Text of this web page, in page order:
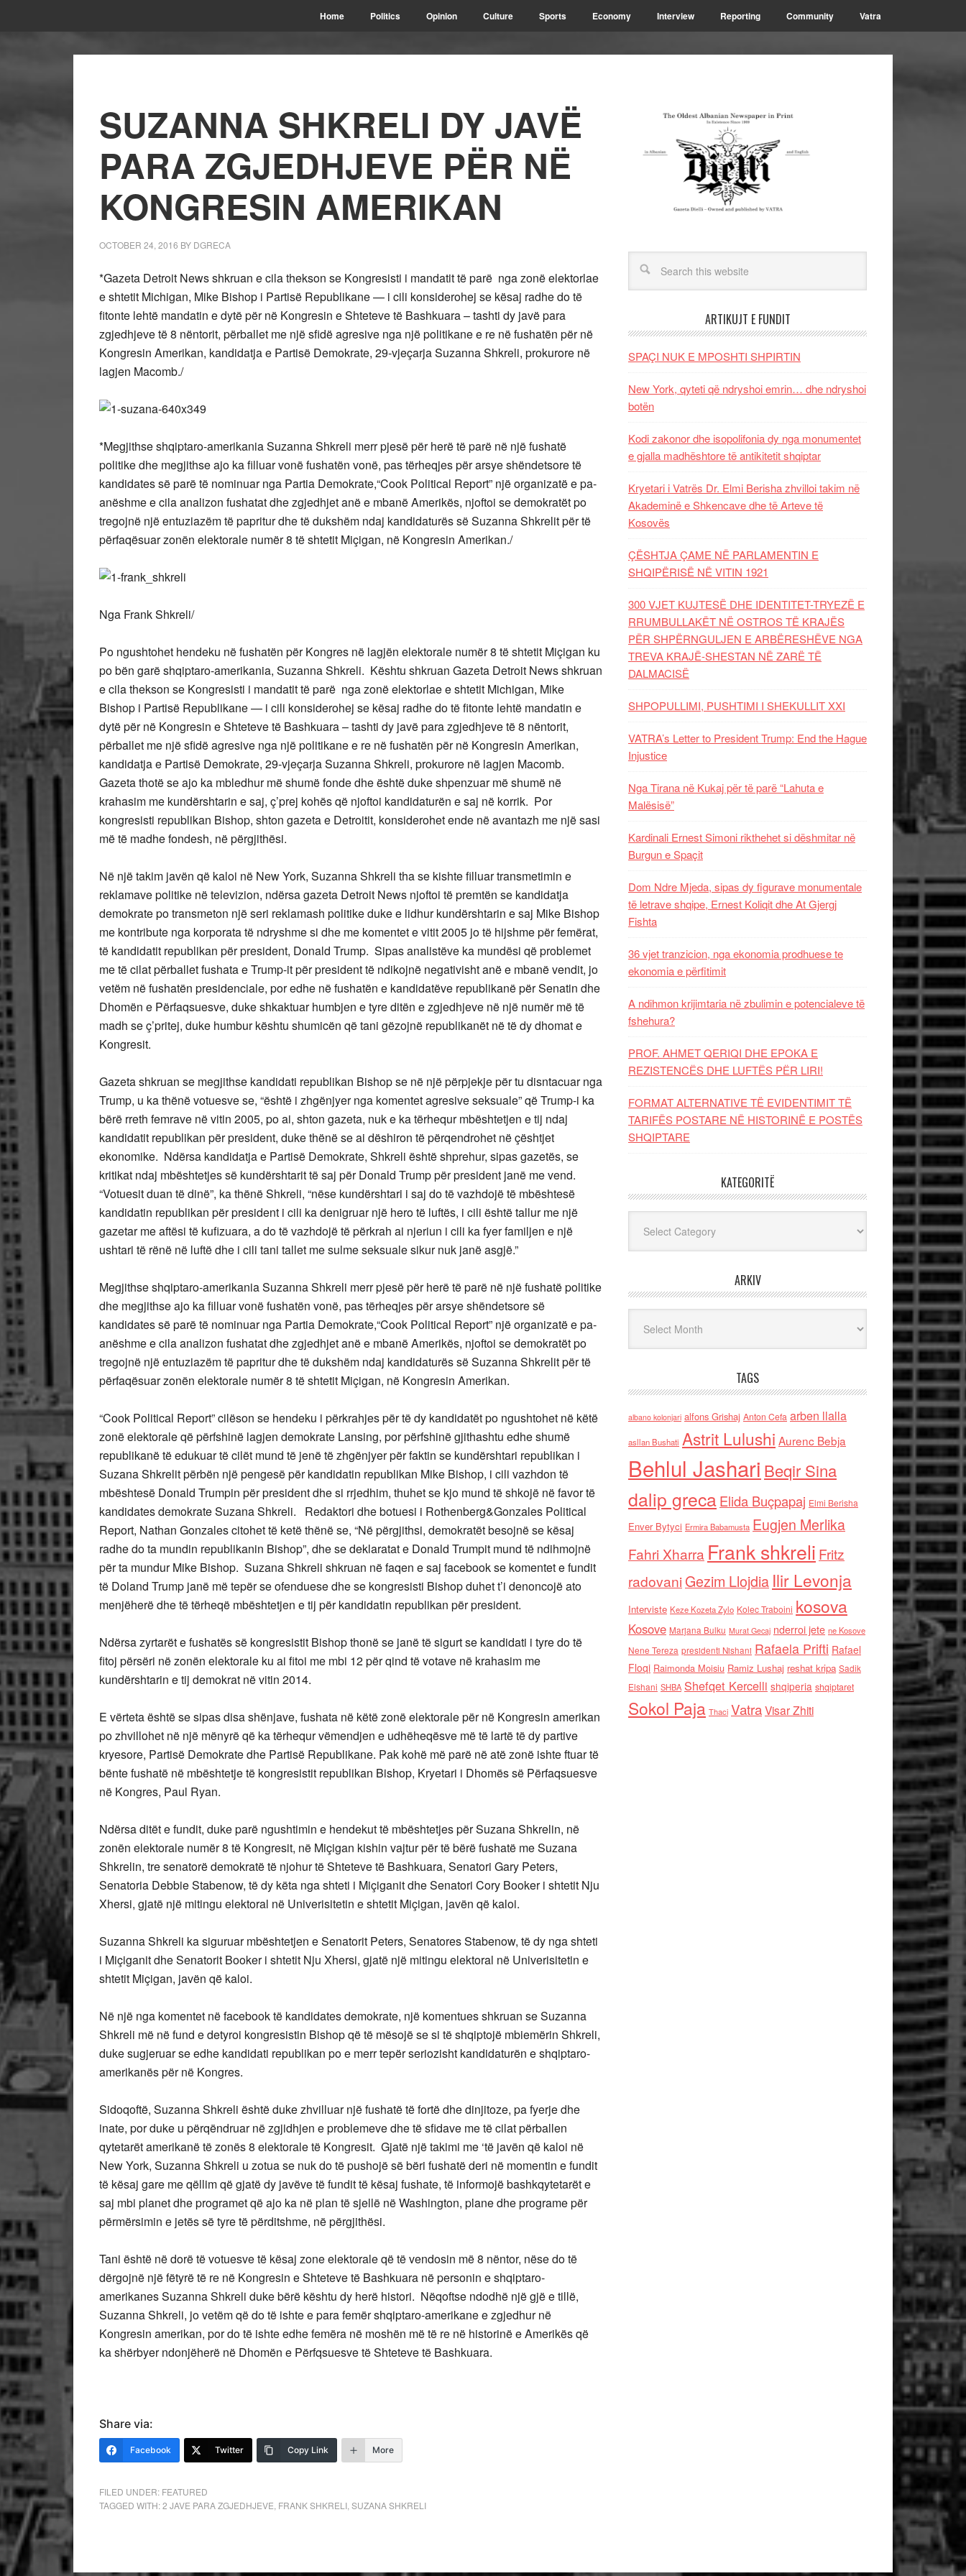
Home Politics Opinion Culture Sports Economy Interview Reporting Community Vatra
SUZANNA SHKRELI DY JAVË
PARA ZGJEDHJEVE PËR NË
KONGRESIN AMERIKAN
OCTOBER 24, 2016 BY DGRECA
*Gazeta Detroit News shkruan e cila thekson se Kongresisti i mandatit të parë nga zonë elektorlae
e shtetit Michigan, Mike Bishop i Partisë Republikane — i cili konsiderohej se kësaj radhe do të
fitonte lehtë mandatin e dytë për në Kongresin e Shteteve të Bashkuara – tashti dy javë para
zgjedhjeve të 8 nëntorit, përballet me një sfidë agresive nga një politikane e re në fushatën për në
Kongresin Amerikan, kandidatja e Partisë Demokrate, 29-vjeçarja Suzanna Shkreli, prokurore në
lagjen Macomb./
*Megjithse shqiptaro-amerikania Suzanna Shkreli merr pjesë për herë të parë në një fushatë
politike dhe megjithse ajo ka filluar vonë fushatën vonë, pas tërheqjes për arsye shëndetsore të
kandidates së parë të nominuar nga Partia Demokrate,“Cook Political Report” një organizatë e pa-
anëshme e cila analizon fushatat dhe zgjedhjet anë e mbanë Amerikës, njoftoi se demokratët po
tregojnë një entuziazëm të papritur dhe të dukshëm ndaj kandidaturës së Suzanna Shkrelit për të
përfaqësuar zonën elektorale numër 8 të shtetit Miçigan, në Kongresin Amerikan./
Nga Frank Shkreli/
Po ngushtohet hendeku në fushatën për Kongres në lagjën elektorale numër 8 të shtetit Miçigan ku
po bën garë shqiptaro-amerikania, Suzanna Shkreli. Kështu shkruan Gazeta Detroit News shkruan
e cila thekson se Kongresisti i mandatit të parë nga zonë elektorlae e shtetit Michigan, Mike
Bishop i Partisë Republikane — i cili konsiderohej se kësaj radhe do të fitonte lehtë mandatin e
dytë për në Kongresin e Shteteve të Bashkuara – tashti dy javë para zgjedhjeve të 8 nëntorit,
përballet me një sfidë agresive nga një politikane e re në fushatën për në Kongresin Amerikan,
kandidatja e Partisë Demokrate, 29-vjeçarja Suzanna Shkreli, prokurore në lagjen Macomb.
Gazeta thotë se ajo ka mbledhur më shumë fonde dhe është duke shpenzuar më shumë në
krahasim me kundërshtarin e saj, ç’prej kohës që njoftoi kandidaturën e saj në korrik. Por
kongresisti republikan Bishop, shton gazeta e Detroitit, konsiderohet ende në avantazh me një sasi
më të madhe fondesh, në përgjithësi.
Në një takim javën që kaloi në New York, Suzanna Shkreli tha se kishte filluar transmetimin e
reklamave politike në televizion, ndërsa gazeta Detroit News njoftoi të premtën se kandidatja
demokrate po transmeton një seri reklamash politike duke e lidhur kundërshtarin e saj Mike Bishop
me kontribute nga korporata të ndryshme si dhe me komentet e vitit 2005 jo të hijshme për femërat,
të kandidatit republikan për president, Donald Trump. Sipas analistëve ka mundësi që problemet
me të cilat përballet fushata e Trump-it për president të ndikojnë negativisht anë e mbanë vendit, jo
vetëm në fushatën presidenciale, por edhe në fushatën e kandidatëve republikanë për Senatin dhe
Dhomën e Përfaqsuesve, duke shkaktuar humbjen e tyre ditën e zgjedhjeve në një numër më të
madh se ç’pritej, duke humbur kështu shumicën që tani gëzojnë republikanët në të dy dhomat e
Kongresit.
Gazeta shkruan se megjithse kandidati republikan Bishop se në një përpjekje për tu disntacuar nga
Trump, u ka thënë votuesve se, “është i zhgënjyer nga komentet agresive seksuale” që Trump-i ka
bërë rreth femrave në vitin 2005, po ai, shton gazeta, nuk e ka tërhequr mbështetjen e tij ndaj
kandidatit republikan për president, duke thënë se ai dëshiron të përqendrohet në çështjet
ekonomike. Ndërsa kandidatja e Partisë Demokrate, Shkreli është shprehur, sipas gazetës, se
kritikat ndaj mbështetjes së kundërshtarit të saj për Donald Trump për president janë me vend.
“Votuesit duan të dinë”, ka thënë Shkreli, “nëse kundërshtari i saj do të vazhdojë të mbështesë
kandidatin republikan për president i cili ka denigruar një hero të luftës, i cili është tallur me një
gazetar me aftësi të kufizuara, a do të vazhdojë të përkrah ai njeriun i cili ka fyer familjen e një
ushtari të rënë në luftë dhe i cili tani tallet me sulme seksuale sikur nuk janë asgjë.”
Megjithse shqiptaro-amerikania Suzanna Shkreli merr pjesë për herë të parë në një fushatë politike
dhe megjithse ajo ka filluar vonë fushatën vonë, pas tërheqjes për arsye shëndetsore së
kandidates së parë të nominuar nga Partia Demokrate,“Cook Political Report” një organizatë e pa-
anëshme e cila analizon fushatat dhe zgjedhjet anë e mbanë Amerikës, njoftoi se demokratët po
tregojnë një entuziazëm të papritur dhe të dukshëm ndaj kandidaturës së Suzanna Shkrelit për të
përfaqësuar zonën elektorale numër 8 të shtetit Miçigan, në Kongresin Amerikan.
“Cook Political Report” cilëson se hendeku i përkrahjes për të dy kandidatët po ngushtohet në këtë
zonë elektorale që përfshinë lagjen demokrate Lansing, por përfshinë gjithashtu edhe shumë
republikanë të edukuar të cilët mund të jenë të zhgënjyer për faktin se kundërshtari republikan i
Suzana Shkrelit përbën një pengesë për kandidatin republikan Mike Bishop, i cili vazhdon të
mbështesë Donald Trumpin për president dhe si rrjedhim, thuhet se kjo mund të shkojë në favor të
kandidates demokrate Suzana Shkreli. Redaktori dhe botuesi i Rothenberg&Gonzales Political
Report, Nathan Gonzales citohet të ketë thënë se, “Në përgjithsi, demokratët besojnë se kësaj
radhe do ta mundin republikanin Bishop”, dhe se deklaratat e Donald Trumpit mund të ndihmojnë
për ta mundur Mike Bishop. Suzana Shkreli shkruan në faqen e saj facebook se komentet e fundit
të Doland Trump janë më tepër se ofenduese dhe se kongresisti Bishop duhet t’i denoncojë ato
menjëherë dhe të tërheqë mbështetjen e tij për kandidatin republikan për president.
Ndërsa zyrtarët e fushatës së kongresistit Bishop thonë se janë të sigurt se kandidati i tyre do të
fitoj përsëri në zonën elektorale ku ai fitoi me mbi 12 për qind të votave në krahasim me
kundërshtarin e tij demokrat në vitin 2014.
E vërteta është se sipas disa shënjave, fushata në këtë zonë elektorale për në Kongresin amerikan
po zhvillohet në një mënyrë që ka tërhequr vëmendjen e udhëheqësve më të lartë të dy partive
kryesore, Partisë Demokrate dhe Partisë Republikane. Pak kohë më parë në atë zonë ishte ftuar të
bënte fushatë në mbështetje të kongresistit republikan Bishop, Kryetari i Dhomës së Përfaqsuesve
në Kongres, Paul Ryan.
Ndërsa ditët e fundit, duke parë ngushtimin e hendekut të mbështetjes për Suzana Shkrelin, në
zonën elektorale numër 8 të Kongresit, në Miçigan kishin vajtur për të bërë fushatë me Suzana
Shkrelin, tre senatorë demokratë të njohur të Shteteve të Bashkuara, Senatori Gary Peters,
Senatoria Debbie Stabenow, të dy këta nga shteti i Miçiganit dhe Senatori Cory Booker i shtetit Nju
Xhersi, gjatë një mitingu elektoral në Univerisitetin e shtetit Miçigan, javën që kaloi.
Suzanna Shkreli ka siguruar mbështetjen e Senatorit Peters, Senatores Stabenow, të dy nga shteti
i Miçiganit dhe Senatorit Booker i shtetit Nju Xhersi, gjatë një mitingu elektoral në Univerisitetin e
shtetit Miçigan, javën që kaloi.
Në një nga komentet në facebook të kandidates demokrate, një komentues shkruan se Suzanna
Shkreli më në fund e detyroi kongresistin Bishop që të mësojë se si të shqiptojë mbiemërin Shkreli,
duke sugjeruar se edhe kandidati republikan po e merr tepër seriozisht kandidaturën e shqiptaro-
amerikanës për në Kongres.
Sidoqoftë, Suzanna Shkreli është duke zhvilluar një fushatë të fortë dhe dinjitoze, pa fyerje dhe
inate, por duke u përqëndruar në zgjidhjen e problemeve dhe të sfidave me të cilat përballen
qytetarët amerikanë të zonës 8 elektorale të Kongresit. Gjatë një takimi me ‘të javën që kaloi në
New York, Suzanna Shkreli u zotua se nuk do të pushojë së bëri fushatë deri në momentin e fundit
të kësaj gare me qëllim që gjatë dy javëve të fundit të kësaj fushate, të informojë bashkqytetarët e
saj mbi planet dhe programet që ajo ka në plan të sjellë në Washington, plane dhe programe për
përmërsimin e jetës së tyre të përditshme, në përgjithësi.
Tani është në dorë të votuesve të kësaj zone elektorale që të vendosin më 8 nëntor, nëse do të
dërgojnë një fëtyrë të re në Kongresin e Shteteve të Bashkuara në personin e shqiptaro-
amerikanes Suzanna Shkreli duke bërë kështu dy herë histori. Nëqoftse ndodhë një gjë e tillë,
Suzanna Shkreli, jo vetëm që do të ishte e para femër shqiptaro-amerikane e zgjedhur në
Kongresin amerikan, por do të ishte edhe femëra në moshën më të re në historinë e Amerikës që
ka shërbyer ndonjëherë në Dhomën e Përfqsuesve të Shteteve të Bashkuara.
Share via:
Facebook Twitter Copy Link More
FILED UNDER: FEATURED
TAGGED WITH:2 JAVE PARA ZGJEDHJEVE FRANK SHKRELI SUZANA SHKRELI
ARTIKUJT E FUNDIT
SPAÇI NUK E MPOSHTI SHPIRTIN
New York, qyteti që ndryshoi emrin… dhe ndryshoi
botën
Kodi zakonor dhe isopolifonia dy nga monumentet
e gjalla madhështore të antikitetit shqiptar
Kryetari i Vatrës Dr. Elmi Berisha zhvilloi takim në
Akademinë e Shkencave dhe të Arteve të
Kosovës
ÇËSHTJA ÇAME NË PARLAMENTIN E
SHQIPËRISË NË VITIN 1921
300 VJET KUJTESË DHE IDENTITET-TRYEZË E
RRUMBULLAKËT NË OSTROS TË KRAJËS
PËR SHPËRNGULJEN E ARBËRESHËVE NGA
TREVA KRAJË-SHESTAN NË ZARË TË
DALMACISË
SHPOPULLIMI, PUSHTIMI I SHEKULLIT XXI
VATRA’s Letter to President Trump: End the Hague
Injustice
Nga Tirana në Kukaj për të parë “Lahuta e
Malësisë”
Kardinali Ernest Simoni rikthehet si dëshmitar në
Burgun e Spaçit
Dom Ndre Mjeda, sipas dy figurave monumentale
të letrave shqipe, Ernest Koliqit dhe At Gjergj
Fishta
36 vjet tranzicion, nga ekonomia prodhuese te
ekonomia e përfitimit
A ndihmon krijimtaria në zbulimin e potencialeve të
fshehura?
PROF. AHMET QERIQI DHE EPOKA E
REZISTENCЁS DHE LUFTЁS PЁR LIRI!
FORMAT ALTERNATIVE TË EVIDENTIMIT TË
TARIFËS POSTARE NË HISTORINË E POSTËS
SHQIPTARE
KATEGORITË
ARKIV
TAGS
albano kolonjari alfons Grishaj Anton Cefa arben llalla
asllan Bushati Astrit Lulushi Aurenc Bebja
Behlul Jashari Beqir Sina
dalip grecaElida Buçpapaj Elmi Berisha
Enver Bytyci Ermira Babamusta Eugjen Merlika
Fahri Xharra Frank shkreli Fritz
radovaniGezim Llojdia Ilir Levonja
Interviste Keze Kozeta Zylo Kolec Traboini kosova
Kosove Marjana Bulku Murat Gecaj nderroi jete ne Kosove
Nene Tereza presidenti Nishani Rafaela Prifti Rafael
Floqi Raimonda Moisiu Ramiz Lushaj reshat kripa Sadik
Elshani SHBA Shefqet Kercelli shqiperia shqiptaret
Sokol Paja Thaci VatraVisar Zhiti